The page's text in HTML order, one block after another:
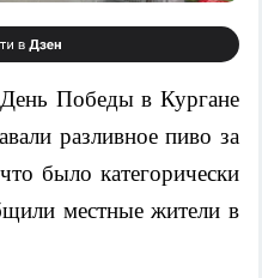
Победы в Кургане
разливное пиво за
было категорически
местные жители в